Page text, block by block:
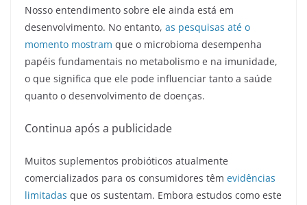
Nosso entendimento sobre ele ainda está em
desenvolvimento. No entanto, as pesquisas até o
momento mostram que o microbioma desempenha
papéis fundamentais no metabolismo e na imunidade,
o que significa que ele pode influenciar tanto a saúde
quanto o desenvolvimento de doenças.
Continua após a publicidade
Muitos suplementos probióticos atualmente
comercializados para os consumidores têm evidências
limitadas que os sustentam. Embora estudos como este